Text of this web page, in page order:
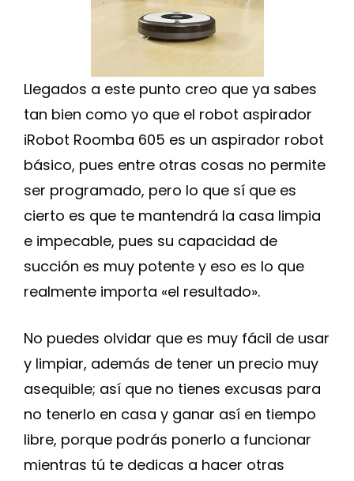
Llegados a este punto creo que ya sabes
tan bien como yo que el robot aspirador
iRobot Roomba 605 es un aspirador robot
básico, pues entre otras cosas no permite
ser programado, pero lo que sí que es
cierto es que te mantendrá la casa limpia
e impecable, pues su capacidad de
succión es muy potente y eso es lo que
realmente importa «el resultado».
No puedes olvidar que es muy fácil de usar
y limpiar, además de tener un precio muy
asequible; así que no tienes excusas para
no tenerlo en casa y ganar así en tiempo
libre, porque podrás ponerlo a funcionar
mientras tú te dedicas a hacer otras